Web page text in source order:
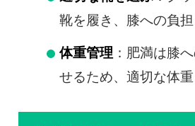
靴を履き、膝への負担
体重管理 ：肥満は膝
せるため、適切な体重